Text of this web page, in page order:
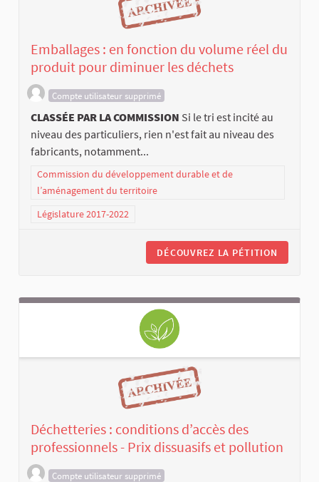
Emballages : en fonction du volume réel du
produit pour diminuer les déchets
Compte utilisateur supprimé
CLASSÉE PAR LA COMMISSION Si le tri est incité au
niveau des particuliers, rien n'est fait au niveau des
fabricants, notamment...
Commission du développement durable et de
l’aménagement du territoire
Législature 2017-2022
DÉCOUVREZ LA PÉTITION
Déchetteries : conditions d’accès des
professionnels - Prix dissuasifs et pollution
Compte utilisateur supprimé